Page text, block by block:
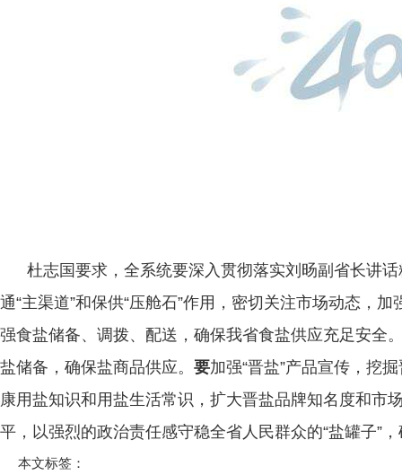
杜志国要求，全系统要深入贯彻落实刘旸副省长讲话
通“主渠道”和保供“压舱石”作用，密切关注市场动态，
强食盐储备、调拨、配送，确保我省食盐供应充足安全
盐储备，确保盐商品供应。 要加强“晋盐”产品宣传，挖
康用盐知识和用盐生活常识，扩大晋盐品牌知名度和市
平，以强烈的政治责任感守稳全省人民群众的“盐罐子”
本文标签：